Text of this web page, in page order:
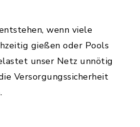
wenn viele
gießen oder Pools
unser Netz unnötig
Versorgungssicherheit